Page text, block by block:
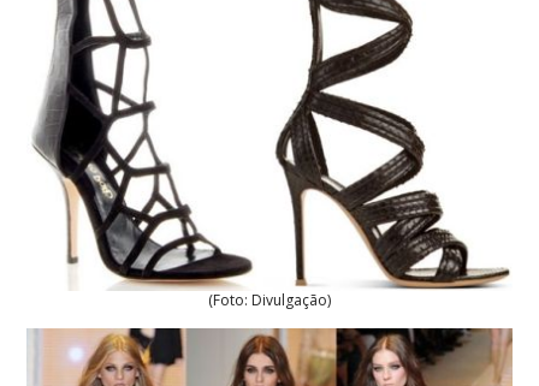
(Foto: Divulgação)